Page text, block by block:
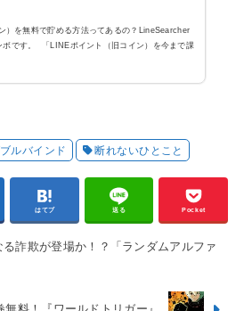
）を無料で貯める方法ってあるの？LineSearcher
ボです。 「LINEポイント（旧コイン）を今まで課
ルバインド 断れないひとこと
はてブ 送る Pocket
る詐欺が登場か！？「ランダムアルファ